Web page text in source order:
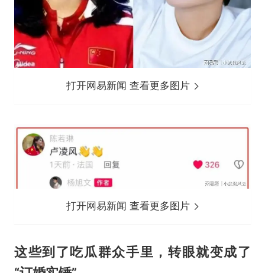
打开网易新闻 查看更多图片
打开网易新闻 查看更多图片
这些到了吃瓜群众手里，转眼就变成了